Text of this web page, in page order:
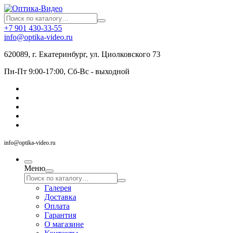
+7 901 430-33-55
info@optika-video.ru
620089, г. Екатеринбург, ул. Циолковского 73
Пн-Пт 9:00-17:00, Сб-Вс - выходной
info@optika-video.ru
Меню
Галерея
Доставка
Оплата
Гарантия
О магазине